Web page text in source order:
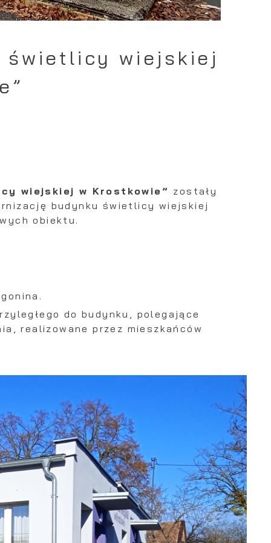
świetlicy wiejskiej
wiejskiej w Krostkowie” zostały
budynku świetlicy wiejskiej
obiektu.
do budynku, polegające
realizowane przez mieszkańców